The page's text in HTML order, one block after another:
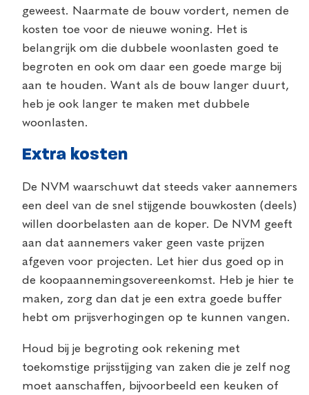
geweest. Naarmate de bouw vordert, nemen de
kosten toe voor de nieuwe woning. Het is
belangrijk om die dubbele woonlasten goed te
begroten en ook om daar een goede marge bij
aan te houden. Want als de bouw langer duurt,
heb je ook langer te maken met dubbele
woonlasten.
Extra kosten
De NVM waarschuwt dat steeds vaker aannemers
een deel van de snel stijgende bouwkosten (deels)
willen doorbelasten aan de koper. De NVM geeft
aan dat aannemers vaker geen vaste prijzen
afgeven voor projecten. Let hier dus goed op in
de koopaannemingsovereenkomst. Heb je hier te
maken, zorg dan dat je een extra goede buffer
hebt om prijsverhogingen op te kunnen vangen.
Houd bij je begroting ook rekening met
toekomstige prijsstijging van zaken die je zelf nog
moet aanschaffen, bijvoorbeeld een keuken of